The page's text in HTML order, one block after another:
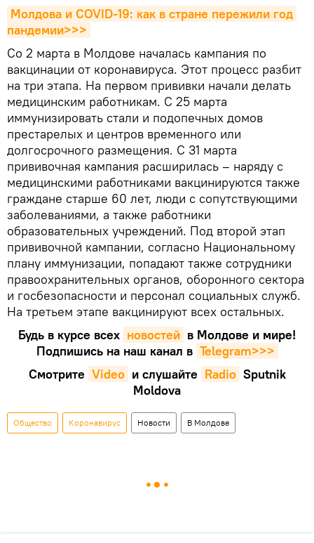
Молдова и COVID-19: как в стране пережили год
пандемии>>>
Со 2 марта в Молдове началась кампания по
вакцинации от коронавируса. Этот процесс разбит
на три этапа. На первом прививки начали делать
медицинским работникам. С 25 марта
иммунизировать стали и подопечных домов
престарелых и центров временного или
долгосрочного размещения. С 31 марта
прививочная кампания расширилась – наряду с
медицинскими работниками вакцинируются также
граждане старше 60 лет, люди с сопутствующими
заболеваниями, а также работники
образовательных учреждений. Под второй этап
прививочной кампании, согласно Национальному
плану иммунизации, попадают также сотрудники
правоохранительных органов, оборонного сектора
и госбезопасности и персонал социальных служб.
На третьем этапе вакцинируют всех остальных.
Будь в курсе всех новостей в Молдове и мире!
Подпишись на наш канал в Telegram>>>
Смотрите Video и слушайте Radio Sputnik
Moldova
Общество Коронавирус Новости В Молдове